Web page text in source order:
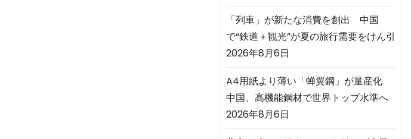
「列車」が新たな消費を創出 中国
で“鉄道＋観光”が夏の旅行需要をけん引
2026年8月6日
A4用紙より薄い「蝉翼鋼」が量産化
中国、高機能鋼材で世界トップ水準へ
2026年8月6日